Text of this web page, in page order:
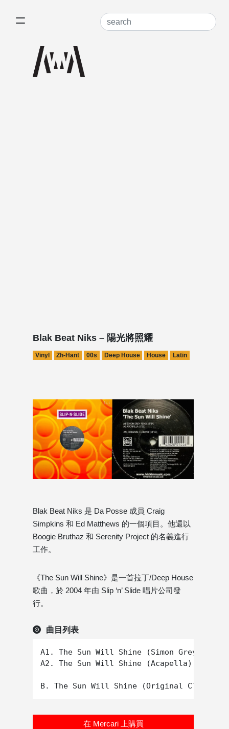
Blak Beat Niks – 陽光將照耀
Vinyl Zh-Hant 00s Deep House House Latin
Blak Beat Niks 是 Da Posse 成員 Craig
Simpkins 和 Ed Matthews 的一個項目。他還以
Boogie Bruthaz 和 Serenity Project 的名義進行
工作。
《The Sun Will Shine》是一首拉丁/Deep House
歌曲，於 2004 年由 Slip ‘n’ Slide 唱片公司發
行。
曲目列表
A1. The Sun Will Shine (Simon Grey Remix)
A2. The Sun Will Shine (Acapella)
在 Mercari 上購買